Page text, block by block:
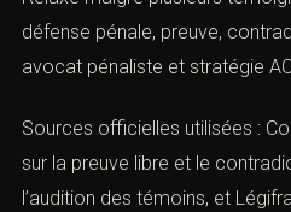
Relaxe malgré plusieurs
défense pénale, preuve,
Sources officielles utilisées :
sur la preuve libre et le